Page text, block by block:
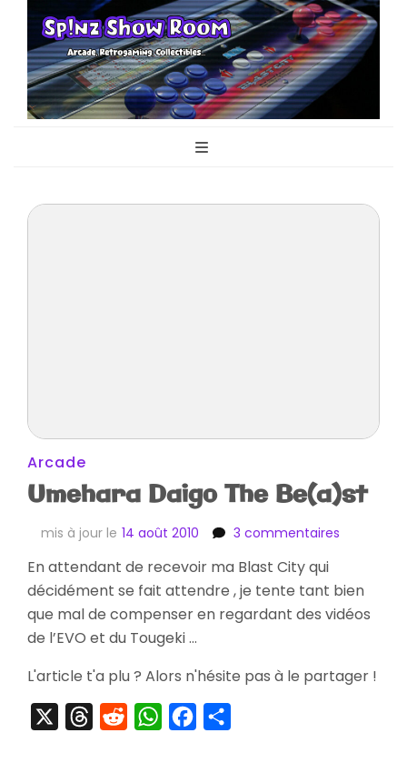
Sp!nz Show
Room
Arcade
Umehara Daigo The Be(a)st
mis à jour le 14 août 2010 3 commentaires
The
Be(a)st
En attendant de recevoir ma Blast City qui
décidément se fait attendre , je tente tant bien
que mal de compenser en regardant des vidéos
de l’EVO et du Tougeki …
L'article t'a plu ? Alors n'hésite pas à le partager !
ThreadsRedditWhatsAppFacebook